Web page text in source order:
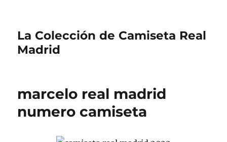
La Colección de Camiseta Real
Madrid
marcelo real madrid
numero camiseta